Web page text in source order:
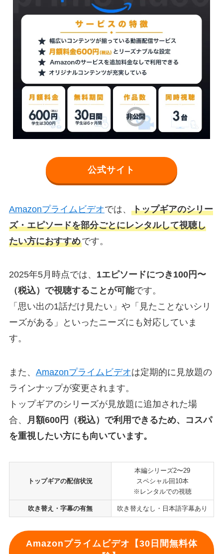
公式サイト
Amazonプライムビデオでは、 トップギアのシリー
ズ・エピソードを部分ごとにレンタルして視聴し
たい方におすすめです。
2025年5月時点では、 1エピソードにつき100円〜
（税込）で視聴することが可能です。
「思い出の1話だけ見たい」や「見たことないシリ
ーズがある」といったニーズにも対応していま
す。
また、 Amazonプライムビデオは定期的に見放題の
ラインナップが変更されます。
トップギアのシリーズが見放題に追加された場
合、
月額600円（税込）で利用できるため、コスパ
を重視したい方にも向いています。
トップギアの配信状況
本編シリーズ2〜29
スペシャル回10本
※レンタルでの視聴
吹き替え・字幕の有無 吹き替えなし・日本語字幕あり
Amazonプライムビデオ【30日間無料体